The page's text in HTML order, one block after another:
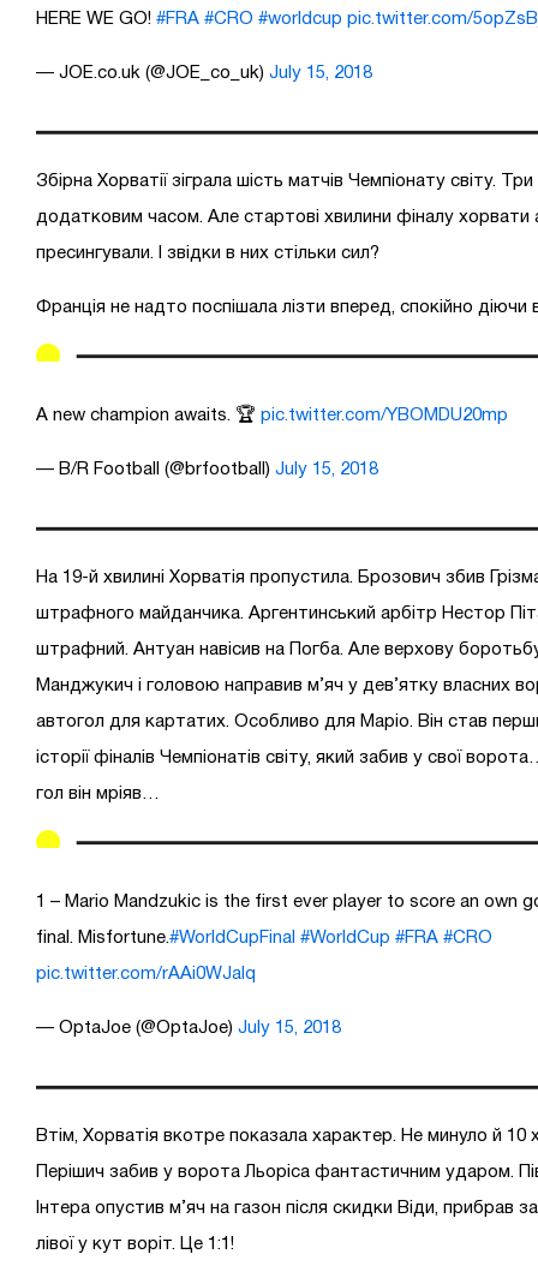
HERE WE GO! #FRA #CRO #worldcup pic.twitter.com/
— JOE.co.uk (@JOE_co_uk) July 15, 2018
Збірна Хорватії зіграла шість матчів Чемпіонату світу.
додатковим часом. Але стартові хвилини фіналу хорвати
пресингували. І звідки в них стільки сил?
Франція не надто поспішала лізти вперед, спокійно діючи
A new champion awaits. 🏆 pic.twitter.com/YBOMDU20mp
— B/R Football (@brfootball) July 15, 2018
На 19-й хвилині Хорватія пропустила. Брозович збив
штрафного майданчика. Аргентинський арбітр Нестор
штрафний. Антуан навісив на Погба. Але верхову
Манджукич і головою направив м’яч у дев’ятку власних
автогол для картатих. Особливо для Маріо. Він став
історії фіналів Чемпіонатів світу, який забив у свої
гол він мріяв…
1 – Mario Mandzukic is the first ever player to score an own
final. Misfortune.#WorldCupFinal #WorldCup #FRA #CRO
pic.twitter.com/rAAi0WJalq
— OptaJoe (@OptaJoe) July 15, 2018
Втім, Хорватія вкотре показала характер. Не минуло й 10
Перішич забив у ворота Льоріса фантастичним ударом.
Інтера опустив м’яч на газон після скидки Віди, прибрав
лівої у кут воріт. Це 1:1!